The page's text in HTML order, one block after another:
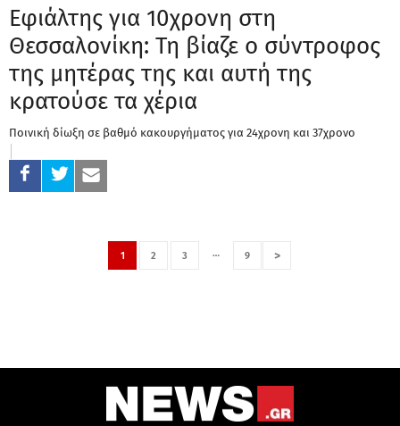
Εφιάλτης για 10χρονη στη
Θεσσαλονίκη: Τη βίαζε ο σύντροφος
της μητέρας της και αυτή της
κρατούσε τα χέρια
Ποινική δίωξη σε βαθμό κακουργήματος για 24χρονη και 37χρονο
1 2 3 … 9 >